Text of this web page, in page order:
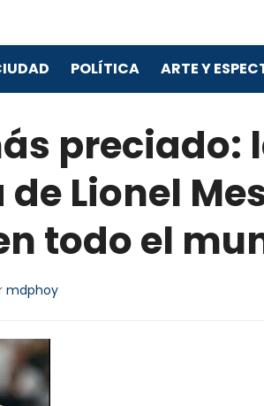
POLÍTICA ARTE Y
preciado:
Lionel
todo el
mdphoy